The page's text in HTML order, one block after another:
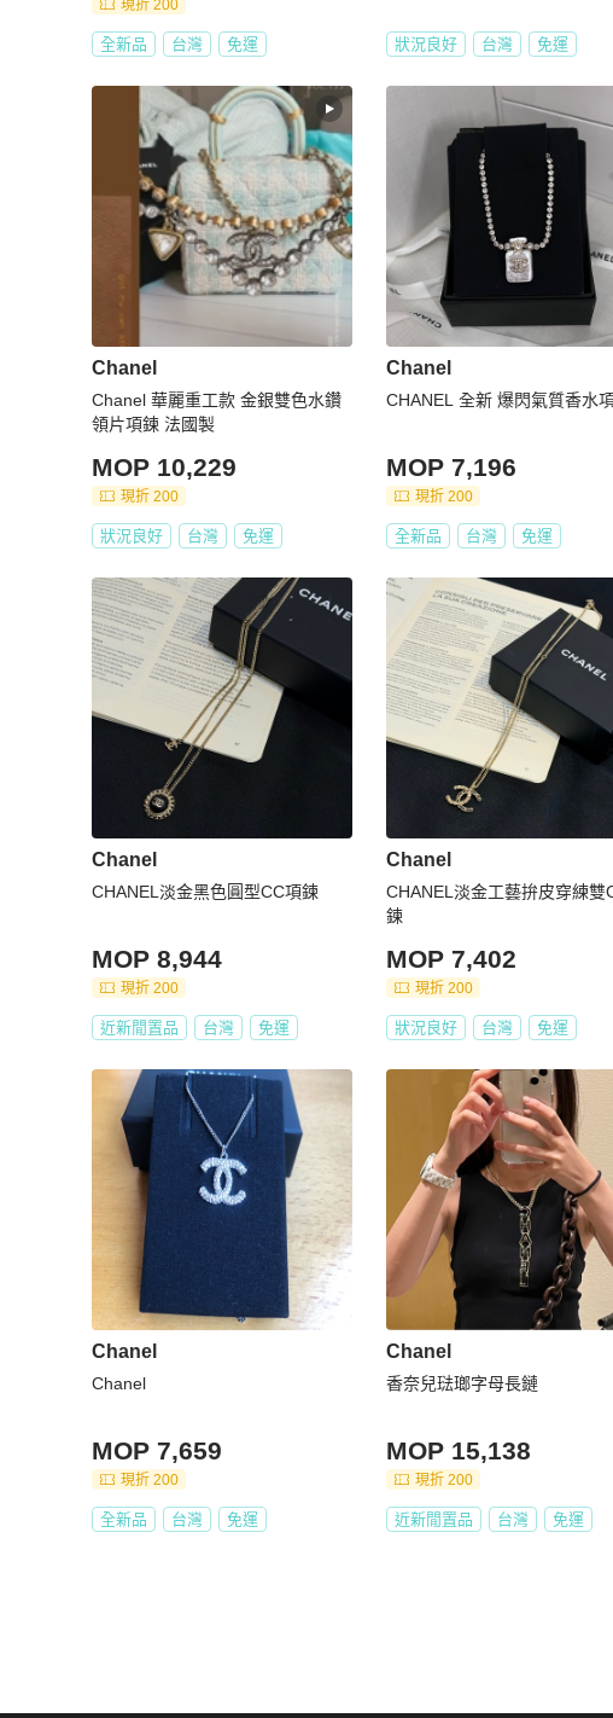
現折 200
全新品 台灣 免運 狀況良好 台灣 免運
Chanel
Chanel 華麗重工款 金銀雙色水鑽
領片項鍊 法國製
MOP 10,229
現折 200
狀況良好 台灣 免運
Chanel
CHANEL 全新 爆閃氣質香水
MOP 7,196
現折 200
全新品 台灣 免運
Chanel
CHANEL淡金黑色圓型CC項鍊
MOP 8,944
現折 200
近新閒置品 台灣 免運
Chanel
CHANEL淡金工藝拚皮穿練雙
鍊
MOP 7,402
現折 200
狀況良好 台灣 免運
Chanel
Chanel
MOP 7,659
現折 200
全新品 台灣 免運
Chanel
香奈兒琺瑯字母長鏈
MOP 15,138
現折 200
近新閒置品 台灣 免運